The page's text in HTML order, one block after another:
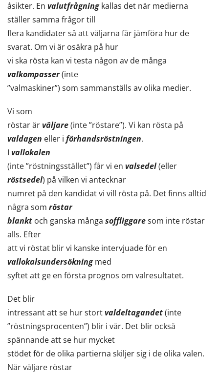
åsikter. En valutfrågningkallas det när medierna
ställer samma frågor till
flera kandidater så att väljarna får jämföra hur de
svarat. Om vi är osäkra på hur
vi ska rösta kan vi testa någon av de många
valkompasser(inte
”valmaskiner”) som sammanställs av olika medier.
Vi som
röstar ärväljare(inte ”röstare”). Vi kan rösta på
valdagen eller i förhandsröstningen.
I vallokalen
(inte ”röstningsstället”) får vi en valsedel(eller
röstsedel) på vilken vi antecknar
numret på den kandidat vi vill rösta på. Det finns alltid
några som röstar
blankt och ganska många soffliggaresom inte röstar
alls. Efter
att vi röstat blir vi kanske intervjuade för en
vallokalsundersökningmed
syftet att ge en första prognos om valresultatet.
Det blir
intressant att se hur stortvaldeltagandet(inte
”röstningsprocenten”) blir i vår. Det blir också
spännande att se hur mycket
stödet för de olika partierna skiljer sig i de olika valen.
När väljare röstar